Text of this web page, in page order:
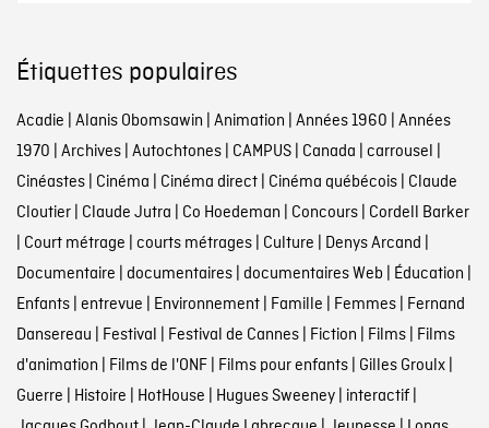
Étiquettes populaires
Acadie | Alanis Obomsawin | Animation | Années 1960 | Années
1970 | Archives| Autochtones| CAMPUS| Canada | carrousel |
Cinéastes| Cinéma | Cinéma direct| Cinéma québécois| Claude
Cloutier| Claude Jutra | Co Hoedeman | Concours| Cordell Barker
| Court métrage | courts métrages| Culture | Denys Arcand |
Documentaire | documentaires| documentaires Web | Éducation |
Enfants| entrevue | Environnement| Famille | Femmes| Fernand
Dansereau | Festival | Festival de Cannes| Fiction | Films| Films
d'animation | Films de l'ONF| Films pour enfants| Gilles Groulx|
Guerre | Histoire | HotHouse | Hugues Sweeney| interactif|